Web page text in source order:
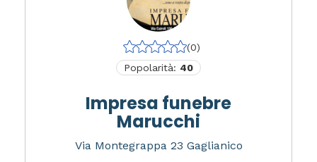
(0)
Popolarità: 40
Impresa funebre
Marucchi
Via Montegrappa 23 Gaglianico